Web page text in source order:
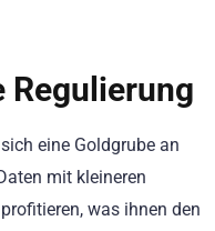
Regulierung
eine Goldgrube an
mit kleineren
was ihnen den